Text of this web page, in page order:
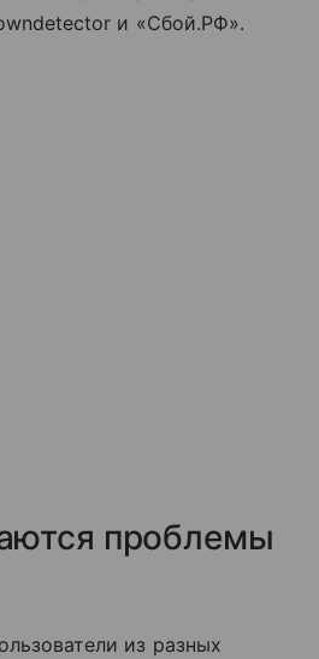
и «Сбой.РФ».
проблемы
из разных